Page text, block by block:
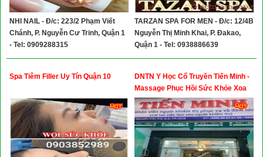
NHI NAIL - Đ/c: 223/2 Phạm Viết
Chánh, P. Nguyễn Cư Trinh, Quận 1
- Tel: 0909288315
TARZAN SPA FOR MEN - Đ/c: 12/4B
Nguyễn Thị Minh Khai, P. Đakao,
Quận 1 - Tel: 0938886639
Spa Tiêm Filler Uy Tín Quận 10
DNTN Y Học Cổ Truyền Tiến Minh -
Massage Phục Hồi Sức Khỏe Xoa
bóp